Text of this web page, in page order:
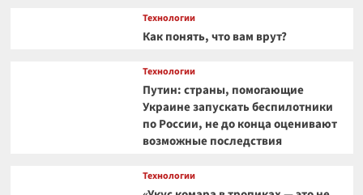
Технологии
Как понять, что вам врут?
Технологии
Путин: страны, помогающие
Украине запускать беспилотники
по России, не до конца оценивают
возможные последствия
Технологии